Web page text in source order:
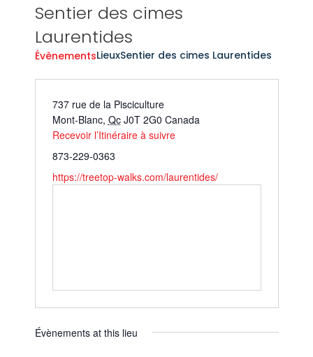
Sentier des cimes
Laurentides
ÉvènementsLieuxSentier des cimes Laurentides
737 rue de la Pisciculture
Mont-Blanc, Qc J0T 2G0 Canada
Recevoir l’Itinéraire à suivre
873-229-0363
https://treetop-walks.com/laurentides/
Évènements at this lieu